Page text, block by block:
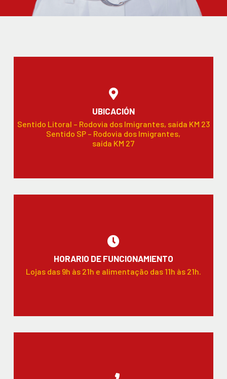
UBICACIÓN
Sentido Litoral – Rodovia dos Imigrantes, saída KM 23
Sentido SP – Rodovia dos Imigrantes,
saída KM 27
HORARIO DE FUNCIONAMIENTO
Lojas das 9h às 21h e alimentação das 11h às 21h.